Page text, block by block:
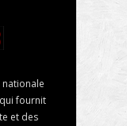
fournit
et des